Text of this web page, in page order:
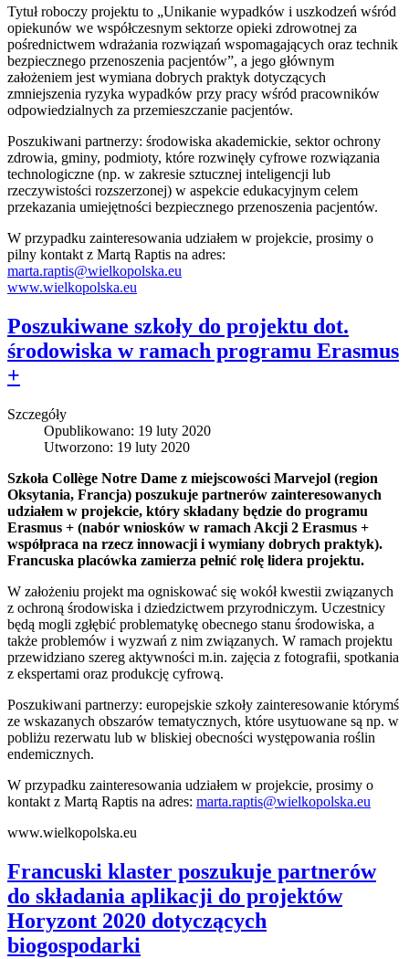
Tytuł roboczy projektu to „Unikanie wypadków i uszkodzeń wśród
opiekunów we współczesnym sektorze opieki zdrowotnej za
pośrednictwem wdrażania rozwiązań wspomagających oraz technik
bezpiecznego przenoszenia pacjentów”, a jego głównym
założeniem jest wymiana dobrych praktyk dotyczących
zmniejszenia ryzyka wypadków przy pracy wśród pracowników
odpowiedzialnych za przemieszczanie pacjentów.
Poszukiwani partnerzy: środowiska akademickie, sektor ochrony
zdrowia, gminy, podmioty, które rozwinęły cyfrowe rozwiązania
technologiczne (np. w zakresie sztucznej inteligencji lub
rzeczywistości rozszerzonej) w aspekcie edukacyjnym celem
przekazania umiejętności bezpiecznego przenoszenia pacjentów.
W przypadku zainteresowania udziałem w projekcie, prosimy o
pilny kontakt z Martą Raptis na adres:
marta.raptis@wielkopolska.eu
www.wielkopolska.eu
Poszukiwane szkoły do projektu dot.
środowiska w ramach programu Erasmus
+
Szczegóły
Opublikowano: 19 luty 2020
Utworzono: 19 luty 2020
Szkoła Collège Notre Dame z miejscowości Marvejol (region
Oksytania, Francja) poszukuje partnerów zainteresowanych
udziałem w projekcie, który składany będzie do programu
Erasmus + (nabór wniosków w ramach Akcji 2 Erasmus +
współpraca na rzecz innowacji i wymiany dobrych praktyk).
Francuska placówka zamierza pełnić rolę lidera projektu.
W założeniu projekt ma ogniskować się wokół kwestii związanych
z ochroną środowiska i dziedzictwem przyrodniczym. Uczestnicy
będą mogli zgłębić problematykę obecnego stanu środowiska, a
także problemów i wyzwań z nim związanych. W ramach projektu
przewidziano szereg aktywności m.in. zajęcia z fotografii, spotkania
z ekspertami oraz produkcję cyfrową.
Poszukiwani partnerzy: europejskie szkoły zainteresowanie którymś
ze wskazanych obszarów tematycznych, które usytuowane są np. w
pobliżu rezerwatu lub w bliskiej obecności występowania roślin
endemicznych.
W przypadku zainteresowania udziałem w projekcie, prosimy o
kontakt z Martą Raptis na adres: marta.raptis@wielkopolska.eu
www.wielkopolska.eu
Francuski klaster poszukuje partnerów
do składania aplikacji do projektów
Horyzont 2020 dotyczących
biogospodarki